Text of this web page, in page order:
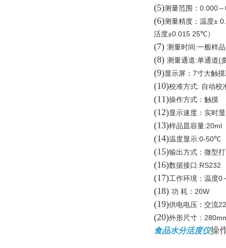
(5)测量范围： 0.000 ～
(6)测量精度：温度±
活度±0.015 25℃）
(7) 测量时间 :一般样品
(8) 测量通道:单通道(
(9)显示屏： 7寸大触
(10)校准方式: 自动校
(11)操作方式：触摸
(12)显示速度：实时
(13)样品皿容量:20ml
(14)温度显示:0-50℃
(15)输出方式：微型
(16)数据接口 :RS232
(17)工作环境：温度0
(18) 功 耗： 20W
(19)供电电压：交流
(20)外形尺寸：
食品水分活度仪操